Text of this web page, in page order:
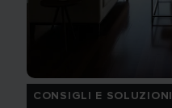
CONSIGLI E SOLUZIONI